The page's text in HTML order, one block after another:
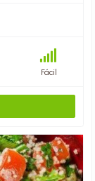
Fácil